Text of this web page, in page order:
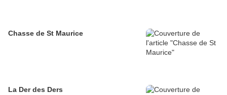
Chasse de St Maurice
La Der des Ders